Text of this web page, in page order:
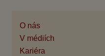
O nás
V médiích
Kariéra